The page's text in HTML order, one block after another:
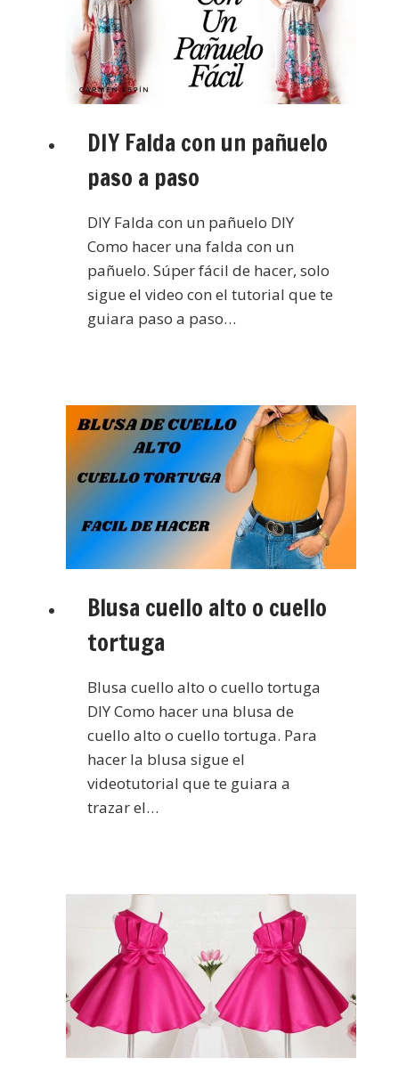
DIY Falda con un pañuelo
paso a paso
DIY Falda con un pañuelo DIY
Como hacer una falda con un
pañuelo. Súper fácil de hacer, solo
sigue el video con el tutorial que te
guiara paso a paso…
Blusa cuello alto o cuello
tortuga
Blusa cuello alto o cuello tortuga
DIY Como hacer una blusa de
cuello alto o cuello tortuga. Para
hacer la blusa sigue el
videotutorial que te guiara a
trazar el…